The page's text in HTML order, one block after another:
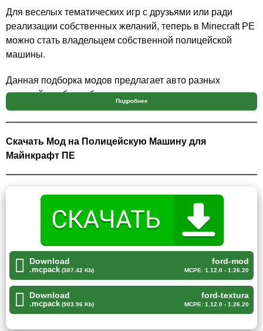
Для веселых тематических игр с друзьями или ради
реализации собственных желаний, теперь в Minecraft PE
можно стать владельцем собственной полицейской
машины.
Данная подборка модов предлагает авто разных
моделей, чтобы выбрать именно ту, которая понравится
больше всего по дизайну и скорости.
Форд
Стоит отметить, что машина станет настоящим
украшением Стива в Майнкрафт ПЕ, ведь она не только
стильная, но ещё ииздаёт звук сирены.
Более того, данная сирена, в свою очередь, будет
предупреждать всех о том, что стоит спрятаться в
Подробнее
Скачать Мод на Полицейскую Машину для
Майнкрафт ПЕ
Download
.mcpack(387.42 Kb)
ford-mod
MCPE: 1.12.0 - 1.26.20
Download
.mcpack(903.96 Kb)
ford-textura
MCPE: 1.12.0 - 1.26.20